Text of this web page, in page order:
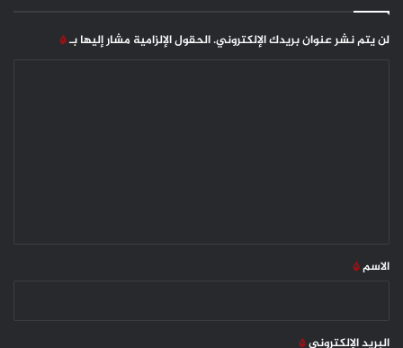
لن يتم نشر عنوان بريدك الإلكتروني.الحقول الإلزامية مشار إليها بـ*
*
الاسم*
البريد الإلكتروني*